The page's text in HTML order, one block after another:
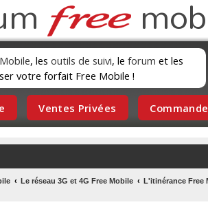
, les outils de suivi, le forum et les
votre forfait Free Mobile !
Ventes Privées
Le réseau 3G et 4G Free Mobile L'itinérance Free